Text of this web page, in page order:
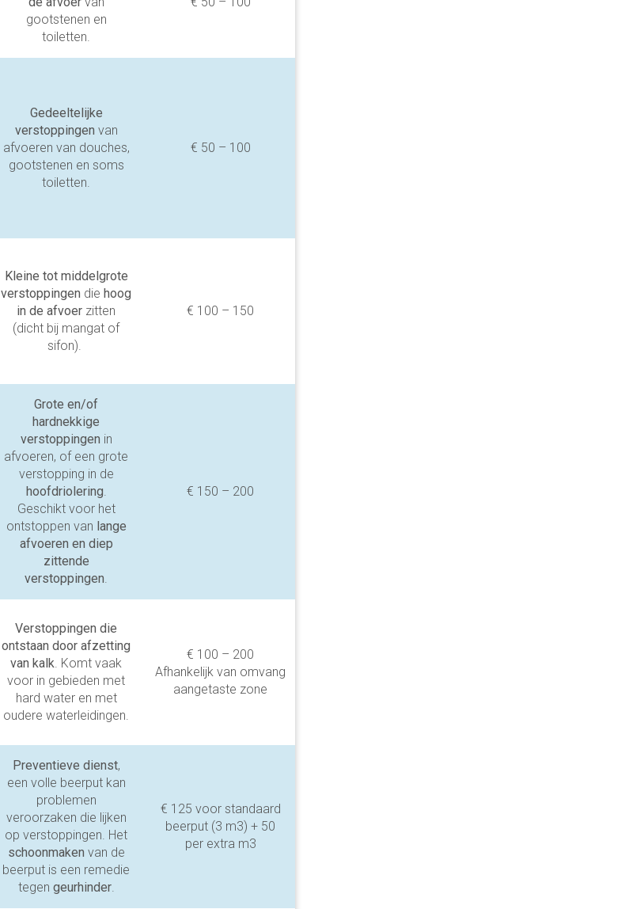
gootstenen en
toiletten.
Gedeeltelijke
verstoppingen van
afvoeren van douches,
gootstenen en soms
toiletten.
€ 50 – 100
Kleine tot middelgrote
verstoppingen die hoog
in de afvoer zitten
(dicht bij mangat of
sifon).
€ 100 – 150
Grote en/of
hardnekkige
verstoppingen in
afvoeren, of een grote
verstopping in de
hoofdriolering.
Geschikt voor het
ontstoppen van lange
afvoeren en diep
zittende
verstoppingen.
€ 150 – 200
Verstoppingen die
ontstaan door afzetting
van kalk. Komt vaak
voor in gebieden met
hard water en met
oudere waterleidingen.
€ 100 – 200
Afhankelijk van omvang
aangetaste zone
Preventieve dienst,
een volle beerput kan
problemen
veroorzaken die lijken
op verstoppingen. Het
schoonmaken van de
beerput is een remedie
tegen geurhinder.
€ 125 voor standaard
beerput (3 m3) + 50
per extra m3